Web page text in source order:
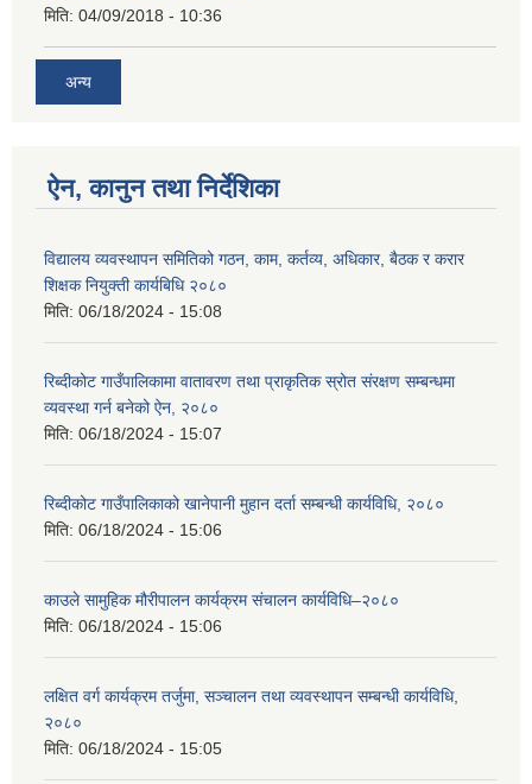
मिति: 04/09/2018 - 10:36
अन्य
ऐन, कानुन तथा निर्देशिका
विद्यालय व्यवस्थापन समितिको गठन, काम, कर्तव्य, अधिकार, बैठक र करार
शिक्षक नियुक्ती कार्यबिधि २०८०
मिति: 06/18/2024 - 15:08
रिब्दीकोट गाउँपालिकामा वातावरण तथा प्राकृतिक स्रोत संरक्षण सम्बन्धमा
व्यवस्था गर्न बनेको ऐन, २०८०
मिति: 06/18/2024 - 15:07
रिब्दीकोट गाउँपालिकाको खानेपानी मुहान दर्ता सम्बन्धी कार्यविधि, २०८०
मिति: 06/18/2024 - 15:06
काउले सामुहिक मौरीपालन कार्यक्रम संचालन कार्यविधि–२०८०
मिति: 06/18/2024 - 15:06
लक्षित वर्ग कार्यक्रम तर्जुमा, सञ्चालन तथा व्यवस्थापन सम्बन्धी कार्यविधि,
२०८०
मिति: 06/18/2024 - 15:05